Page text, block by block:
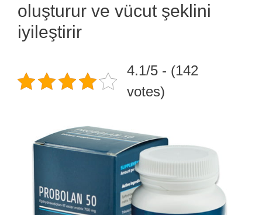
oluşturur ve vücut şeklini
iyileştirir
4.1/5 - (142
votes)